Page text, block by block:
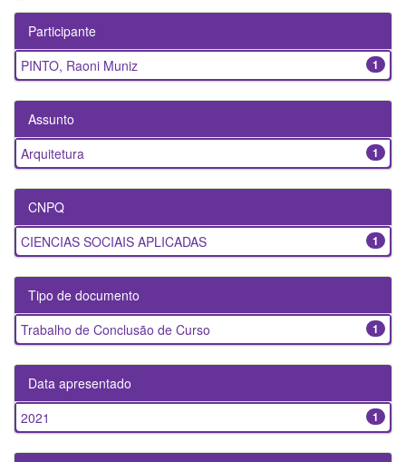
Participante
1
PINTO, Raoni Muniz
Assunto
1
Arquitetura
CNPQ
1
CIENCIAS SOCIAIS APLICADAS
Tipo de documento
1
Trabalho de Conclusão de Curso
Data apresentado
1
2021